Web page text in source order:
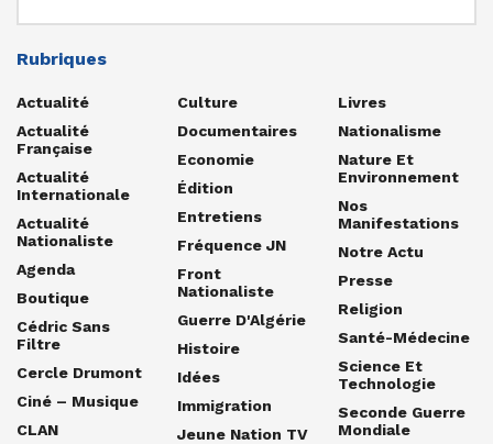
Rubriques
Actualité
Actualité
Française
Actualité
Internationale
Actualité
Nationaliste
Agenda
Boutique
Cédric Sans
Filtre
Cercle Drumont
Ciné – Musique
CLAN
Culture
Documentaires
Economie
Édition
Entretiens
Fréquence JN
Front
Nationaliste
Guerre D'Algérie
Histoire
Idées
Immigration
Jeune Nation TV
Livres
Nationalisme
Nature Et
Environnement
Nos
Manifestations
Notre Actu
Presse
Religion
Santé-Médecine
Science Et
Technologie
Seconde Guerre
Mondiale